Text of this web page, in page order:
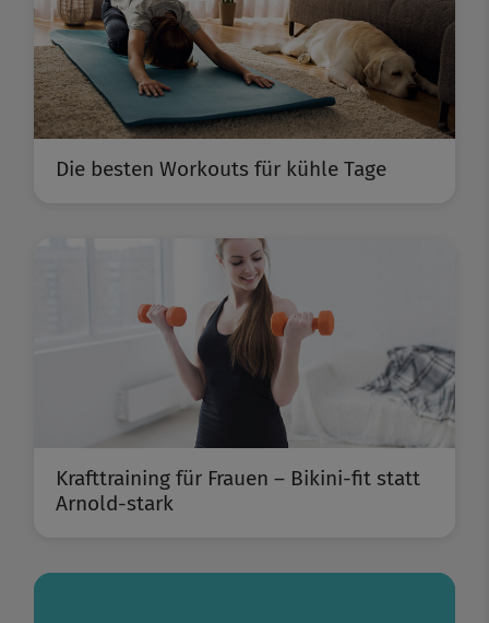
Die besten Workouts für kühle Tage
Krafttraining für Frauen – Bikini-fit statt
Arnold-stark